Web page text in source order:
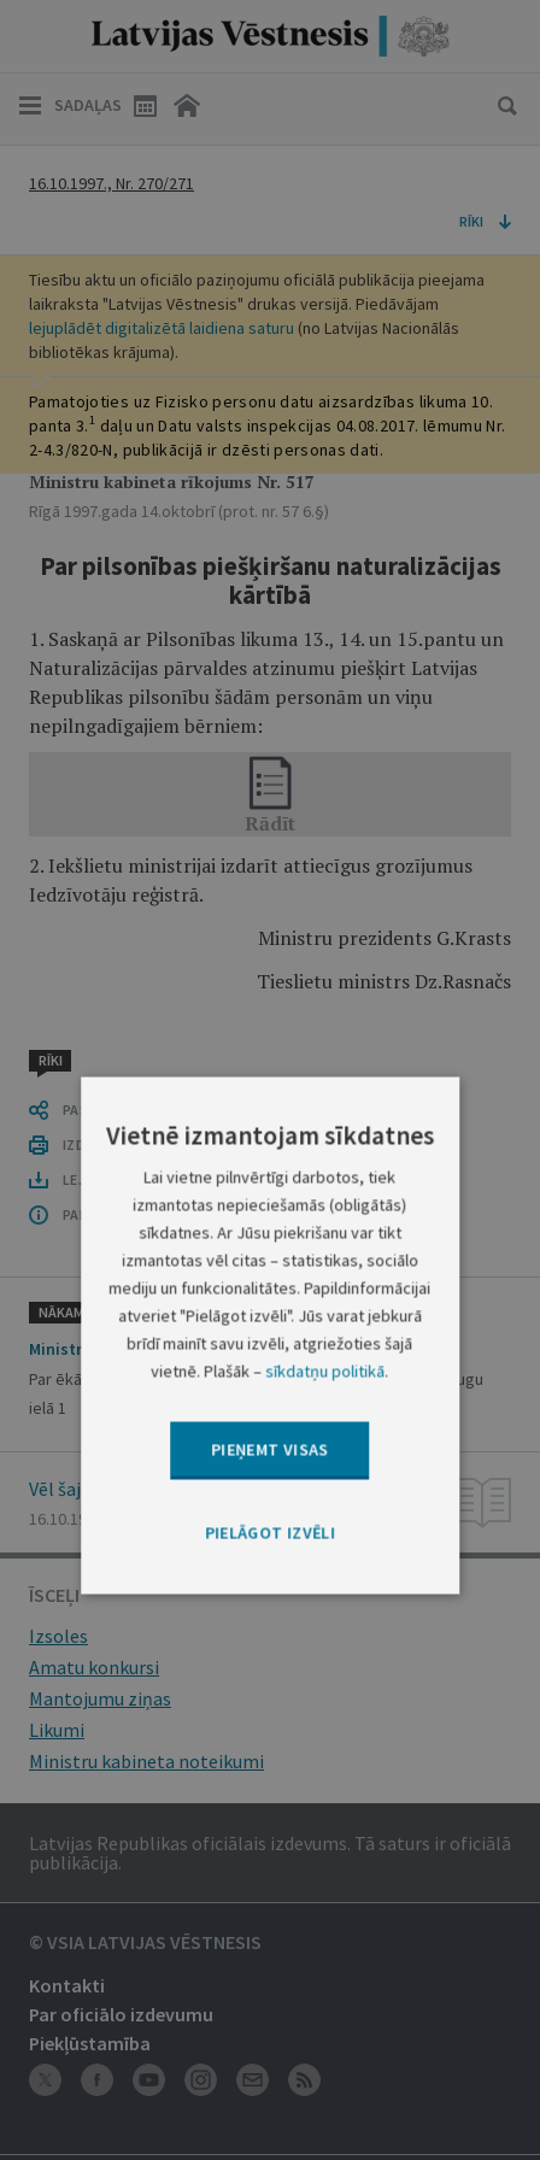
SADAĻAS
16.10.1997., Nr. 270/271
RĪKI
Tiesību aktu un oficiālo paziņojumu oficiālā publikācija pieejama
laikraksta "Latvijas Vēstnesis" drukas versijā. Piedāvājam
lejuplādēt digitalizētā laidiena saturu (no Latvijas Nacionālās
bibliotēkas krājuma).
Pamatojoties uz Fizisko personu datu aizsardzības likuma 10.
panta 3.1 daļu un Datu valsts inspekcijas 04.08.2017. lēmumu Nr.
2-4.3/820-N, publikācijā ir dzēsti personas dati.
Ministru kabineta rīkojums Nr. 517
Rīgā 1997.gada 14.oktobrī (prot. nr. 57 6.§)
Par pilsonības piešķiršanu naturalizācijas
kārtībā
1. Saskaņā ar Pilsonības likuma 13., 14. un 15.pantu un
Naturalizācijas pārvaldes atzinumu piešķirt Latvijas
Republikas pilsonību šādām personām un viņu
nepilngadīgajiem bērniem:
2. Iekšlietu ministrijai izdarīt attiecīgus grozījumus
Iedzīvotāju reģistrā.
Ministru prezidents G.Krasts
Tieslietu ministrs Dz.Rasnačs
RĪKI
PASTĀSTI CITIEM
IZDRUKĀT PUBLIKĀCIJU
LEJUPLĀDĒT LAIDIENU (PDF)
PAR OFICIĀLO IZDEVUMU
NĀKAMAIS
Ministru kabineta rīkojums Nr.518
Par ēkām (būvēm) Aizkraukles rajona Kokneses pagastā, Paugu
ielā 1
Vēl šajā numurā
16.10.1997., Nr. 270/271
ĪSCEĻI
Izsoles
Amatu konkursi
Mantojumu ziņas
Likumi
Ministru kabineta noteikumi
Latvijas Republikas oficiālais izdevums. Tā saturs ir oficiālā
publikācija.
© VSIA LATVIJAS VĒSTNESIS
Kontakti
Par oficiālo izdevumu
Piekļūstamība
Vietnē izmantojam sīkdatnes
Lai vietne pilnvērtīgi darbotos, tiek
izmantotas nepieciešamās (obligātās)
sīkdatnes. Ar Jūsu piekrišanu var tikt
izmantotas vēl citas – statistikas, sociālo
mediju un funkcionalitātes. Papildinformācijai
atveriet "Pielāgot izvēli". Jūs varat jebkurā
brīdī mainīt savu izvēli, atgriežoties šajā
vietnē. Plašāk –sīkdatņu politikā.
PIEŅEMT VISAS
PIELĀGOT IZVĒLI